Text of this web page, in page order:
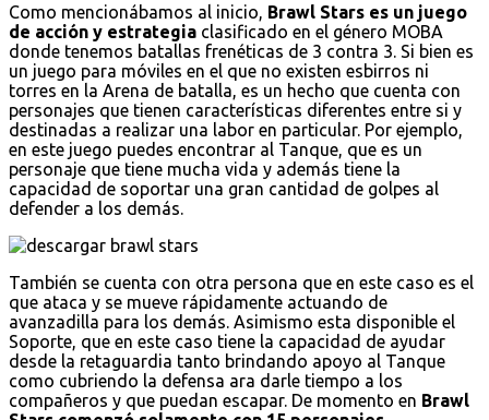
Como mencionábamos al inicio, Brawl Stars es un juego
de acción y estrategia clasificado en el género MOBA
donde tenemos batallas frenéticas de 3 contra 3. Si bien es
un juego para móviles en el que no existen esbirros ni
torres en la Arena de batalla, es un hecho que cuenta con
personajes que tienen características diferentes entre si y
destinadas a realizar una labor en particular. Por ejemplo,
en este juego puedes encontrar al Tanque, que es un
personaje que tiene mucha vida y además tiene la
capacidad de soportar una gran cantidad de golpes al
defender a los demás.
También se cuenta con otra persona que en este caso es el
que ataca y se mueve rápidamente actuando de
avanzadilla para los demás. Asimismo esta disponible el
Soporte, que en este caso tiene la capacidad de ayudar
desde la retaguardia tanto brindando apoyo al Tanque
como cubriendo la defensa ara darle tiempo a los
compañeros y que puedan escapar. De momento en Brawl